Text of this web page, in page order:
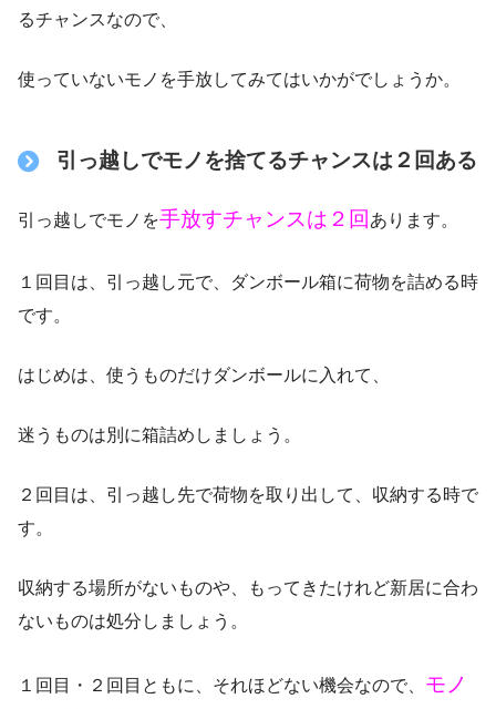
るチャンスなので、
使っていないモノを手放してみてはいかがでしょうか。
引っ越しでモノを捨てるチャンスは２回ある
引っ越しでモノを手放すチャンスは２回 あります。
１回目は、引っ越し元で、ダンボール箱に荷物を詰める時
です。
はじめは、使うものだけダンボールに入れて、
迷うものは別に箱詰めしましょう。
２回目は、引っ越し先で荷物を取り出して、収納する時で
す。
収納する場所がないものや、もってきたけれど新居に合わ
ないものは処分しましょう。
１回目・２回目ともに、それほどない機会なので、 モノ